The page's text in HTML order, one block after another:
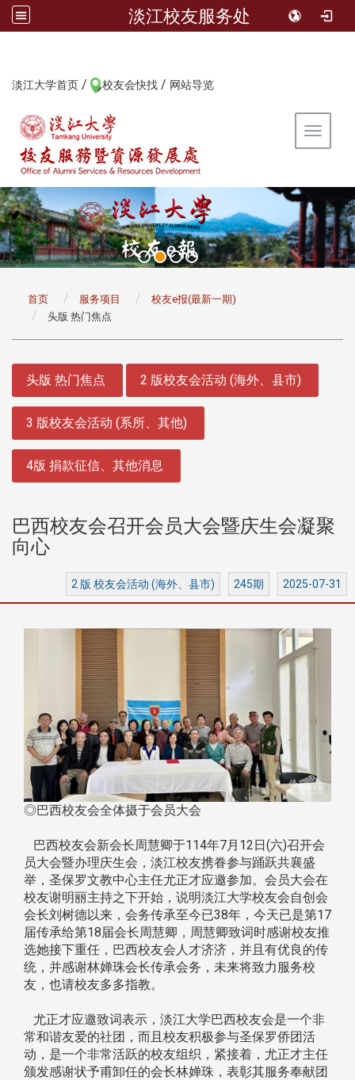
淡江校友服务处
淡江大学首页 / 校友会快找 / 网站导览
Toggle
首页 服务项目
校友e报(最新一期)
头版 热门焦点
头版 热门焦点 2 版校友会活动 (海外、县市)
3 版校友会活动 (系所、其他)
4版 捐款征信、其他消息
巴西校友会召开会员大会暨庆生会凝聚
向心
2 版 校友会活动 (海外、县市) 245期 2025-07-31
◎巴西校友会全体摄于会员大会
巴西校友会新会长周慧卿于114年7月12日(六)召开会
员大会暨办理庆生会，淡江校友携眷参与踊跃共襄盛
举，圣保罗文教中心主任尤正才应邀参加。会员大会在
校友谢明丽主持之下开始，说明淡江大学校友会自创会
会长刘树德以来，会务传承至今已38年，今天已是第17
届传承给第18届会长周慧卿，周慧卿致词时感谢校友推
选她接下重任，巴西校友会人才济济，并且有优良的传
统，并感谢林婵珠会长传承会务，未来将致力服务校
友，也请校友多多指教。
尤正才应邀致词表示，淡江大学巴西校友会是一个非
常和谐友爱的社团，而且校友积极参与圣保罗侨团活
动，是一个非常活跃的校友组织，紧接着，尤正才主任
颁发感谢状予甫卸任的会长林婵珠，表彰其服务奉献团